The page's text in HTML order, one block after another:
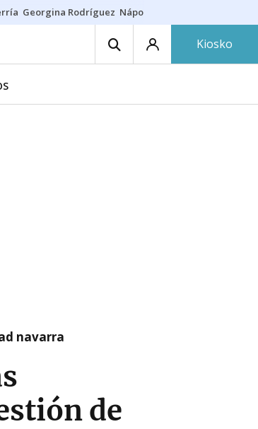
Georgina Rodríguez Nápoles - Osasuna
Kiosko
navarra
de